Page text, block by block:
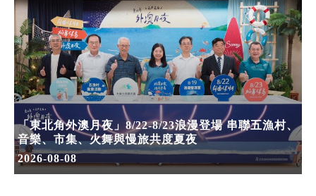
「東北角外澳月夜」8/22-8/23浪漫登場 串聯五漁村、
音樂、市集、火舞與慢旅共度夏夜
2026-08-08